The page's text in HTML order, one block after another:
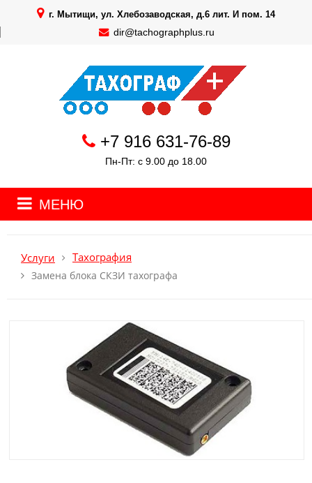
г. Мытищи, ул. Хлебозаводская, д.6 лит. И пом. 14
dir@tachographplus.ru
+7 916 631-76-89
Пн-Пт: с 9.00 до 18.00
МЕНЮ
Услуги Тахография
Замена блока СКЗИ тахографа